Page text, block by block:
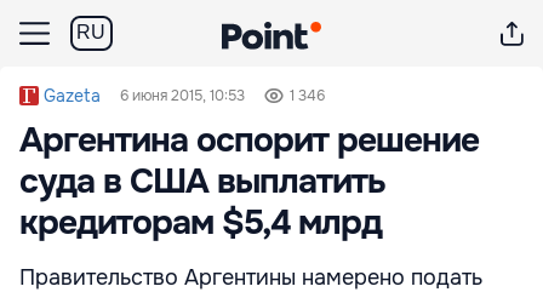
RU
Gazeta 6 июня 2015, 10:53 1 346
Аргентина оспорит решение
суда в США выплатить
кредиторам $5,4 млрд
Правительство Аргентины намерено подать